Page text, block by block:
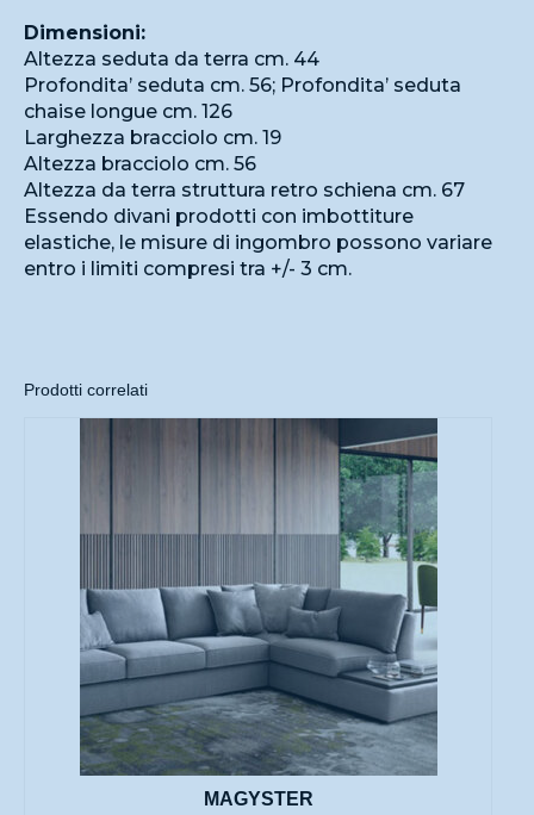
Dimensioni:
Altezza seduta da terra cm. 44
Profondita’ seduta cm. 56; Profondita’ seduta
chaise longue cm. 126
Larghezza bracciolo cm. 19
Altezza bracciolo cm. 56
Altezza da terra struttura retro schiena cm. 67
Essendo divani prodotti con imbottiture
elastiche, le misure di ingombro possono variare
entro i limiti compresi tra +/- 3 cm.
Prodotti correlati
MAGYSTER